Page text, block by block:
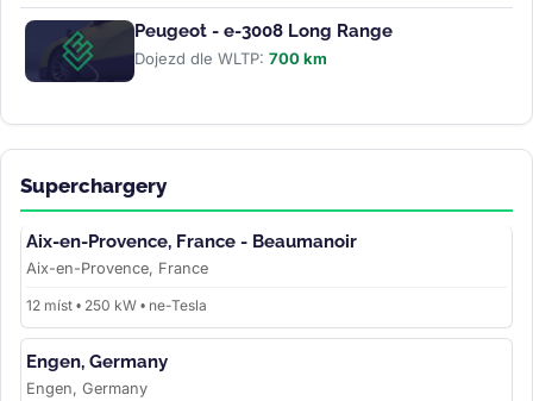
Peugeot - e-3008 Long Range
Dojezd dle WLTP: 700 km
Superchargery
Aix-en-Provence, France - Beaumanoir
Aix-en-Provence, France
12 míst • 250 kW • ne-Tesla
Engen, Germany
Engen, Germany